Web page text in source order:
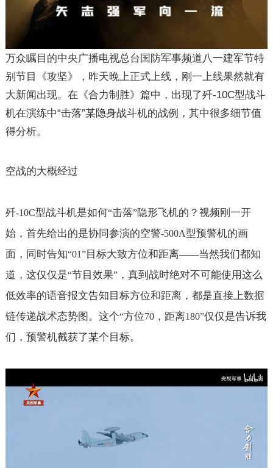
万众瞩目的中央广播电视总台国防军事频道八一建军节特
别节目《攻坚》，昨天晚上正式上线，刚一上线果然就有
大新闻出现。在《合力制胜》篇中，出现了歼-10C型战斗
机在演练中“击落”某隐身战斗机的战例，其中很多细节值
得分析。
空战的大概经过
歼-10C型战斗机是如何“击落”隐形飞机的？视频刚一开
始，首先给出的是协同参演的空警-500A型预警机的画
面，同时告知“01”目标大致方位和距离——当然我们都知
道，这仅仅是“节目效果”，真到战时绝对不可能使用这么
低效率的语音报文告知目标方位和距离，都是直接上数据
链传递战术态势图。这个“方位70，距离180”仅仅是告诉我
们，预警机截获了某个目标。